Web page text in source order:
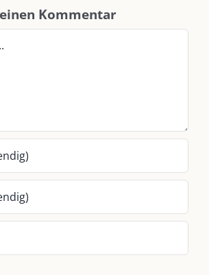
Kommentar
ich per Mail und über WhatsApp zu erreichen.
V.“– Der Händlerzusammenschluss der Stadt
Offizielles Portal unserer Heimat
Kulmbach